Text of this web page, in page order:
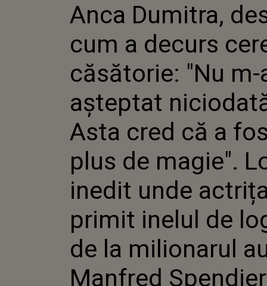
FI
CĂ A
UNDE
PRIMIT
Anca Dumitra,
cum a decurs
căsătorie: "Nu m-
așteptat
Asta cred că a
plus de magie".
inedit unde
primit inelul de
de la milionarul
Manfred Spendier